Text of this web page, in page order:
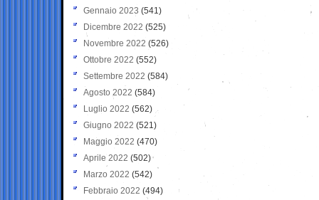
Gennaio 2023 (541)
Dicembre 2022 (525)
Novembre 2022 (526)
Ottobre 2022 (552)
Settembre 2022 (584)
Agosto 2022 (584)
Luglio 2022 (562)
Giugno 2022 (521)
Maggio 2022 (470)
Aprile 2022 (502)
Marzo 2022 (542)
Febbraio 2022 (494)